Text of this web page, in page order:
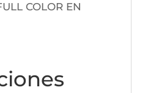
COLOR EN